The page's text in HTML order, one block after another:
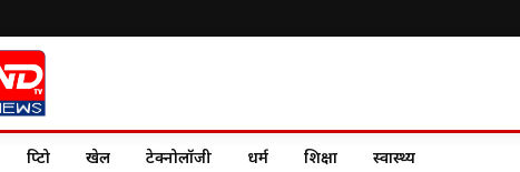
क्रिप्टो खेल टेक्नोलॉजी धर्म शिक्षा स्वास्थ्य